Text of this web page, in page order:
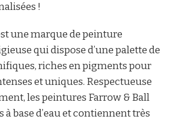
!
une marque de peinture
qui dispose d’une palette de
riches en pigments pour
et uniques. Respectueuse
les peintures Farrow & Ball
base d’eau et contiennent très